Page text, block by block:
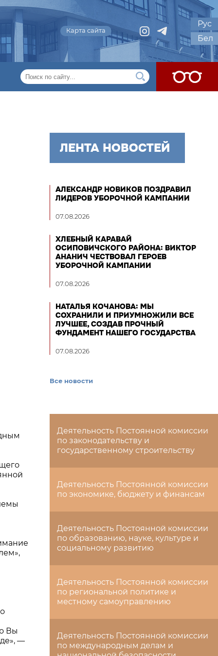
Карта сайта
Рус
Бел
Вы
—
ЛЕНТА НОВОСТЕЙ
АЛЕКСАНДР НОВИКОВ ПОЗДРАВИЛ
ЛИДЕРОВ УБОРОЧНОЙ КАМПАНИИ
07.08.2026
ХЛЕБНЫЙ КАРАВАЙ
ОСИПОВИЧСКОГО РАЙОНА: ВИКТОР
АНАНИЧ ЧЕСТВОВАЛ ГЕРОЕВ
УБОРОЧНОЙ КАМПАНИИ
07.08.2026
НАТАЛЬЯ КОЧАНОВА: МЫ
СОХРАНИЛИ И ПРИУМНОЖИЛИ ВСЕ
ЛУЧШЕЕ, СОЗДАВ ПРОЧНЫЙ
ФУНДАМЕНТ НАШЕГО ГОСУДАРСТВА
07.08.2026
Все новости
Деятельность Постоянной комиссии
по законодательству и
государственному строительству
Деятельность Постоянной комиссии
по экономике, бюджету и финансам
Деятельность Постоянной комиссии
по образованию, науке, культуре и
социальному развитию
Деятельность Постоянной комиссии
по региональной политике и
местному самоуправлению
Деятельность Постоянной комиссии
по международным делам и